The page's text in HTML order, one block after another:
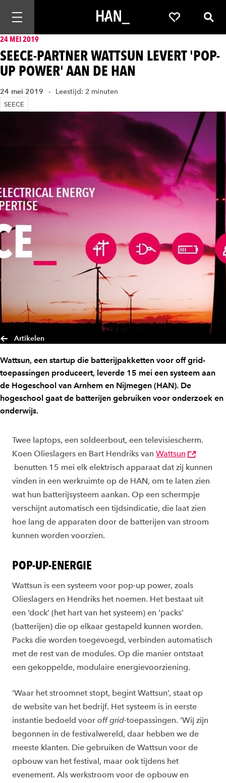
Mobiele navigatie openen Favorieten
24 MEI 2019
SEECE-PARTNER WATTSUN LEVERT 'POP-
UP POWER' AAN DE HAN
24 mei 2019 Leestijd: 2 minuten
SEECE
Artikelen
Wattsun, een startup die batterijpakketten voor off grid-
toepassingen produceert, leverde 15 mei een systeem aan
de Hogeschool van Arnhem en Nijmegen (HAN). De
hogeschool gaat de batterijen gebruiken voor onderzoek en
onderwijs.
Twee laptops, een soldeerbout, een televisiescherm.
Koen Olieslagers en Bart Hendriks van Wattsun
benutten 15 mei elk elektrisch apparaat dat zij kunnen
vinden in een werkruimte op de HAN, om te laten zien
wat hun batterijsysteem aankan. Op een schermpje
verschijnt automatisch een tijdsindicatie, die laat zien
hoe lang de apparaten door de batterijen van stroom
kunnen worden voorzien.
POP-UP-ENERGIE
Wattsun is een systeem voor pop-up power, zoals
Olieslagers en Hendriks het noemen. Het bestaat uit
een ‘dock’ (het hart van het systeem) en ‘packs’
(batterijen) die op elkaar gestapeld kunnen worden.
Packs die worden toegevoegd, verbinden automatisch
met de rest van de modules. Op die manier ontstaat
een gekoppelde, modulaire energievoorziening.
‘Waar het stroomnet stopt, begint Wattsun’, staat op
de website van het bedrijf. Het systeem is in eerste
instantie bedoeld voor off grid-toepassingen. ‘Wij zijn
begonnen in de festivalwereld, daar hebben we de
meeste klanten. Die gebruiken de Wattsun voor de
opbouw van het festival, maar ook tijdens het
evenement. Als werkstroom voor de opbouw en